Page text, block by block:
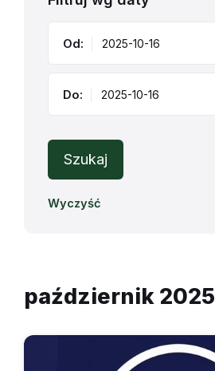
Od:
Do:
Szukaj
Wyczyść
październik 2025